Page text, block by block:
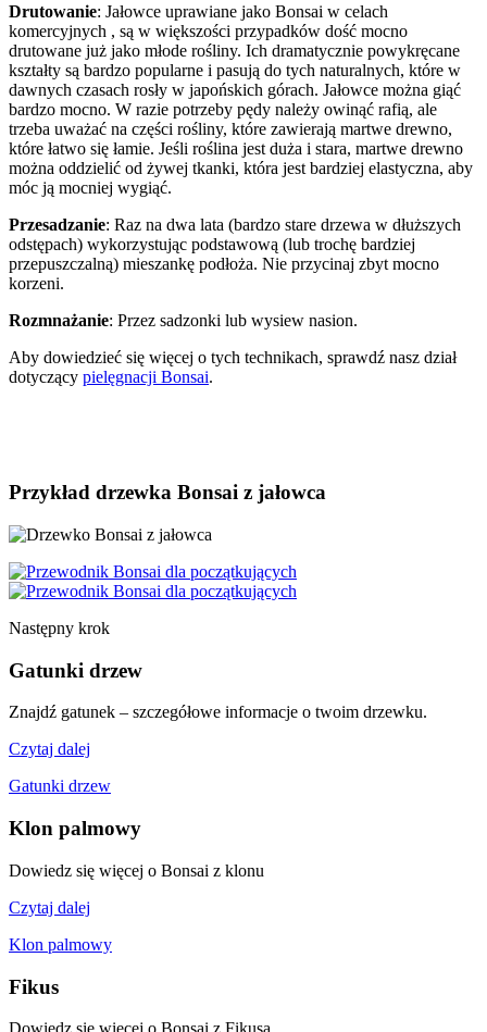
Drutowanie: Jałowce uprawiane jako Bonsai w celach
komercyjnych , są w większości przypadków dość mocno
drutowane już jako młode rośliny. Ich dramatycznie powykręcane
kształty są bardzo popularne i pasują do tych naturalnych, które w
dawnych czasach rosły w japońskich górach. Jałowce można giąć
bardzo mocno. W razie potrzeby pędy należy owinąć rafią, ale
trzeba uważać na części rośliny, które zawierają martwe drewno,
które łatwo się łamie. Jeśli roślina jest duża i stara, martwe drewno
można oddzielić od żywej tkanki, która jest bardziej elastyczna, aby
móc ją mocniej wygiąć.
Przesadzanie: Raz na dwa lata (bardzo stare drzewa w dłuższych
odstępach) wykorzystując podstawową (lub trochę bardziej
przepuszczalną) mieszankę podłoża. Nie przycinaj zbyt mocno
korzeni.
Rozmnażanie: Przez sadzonki lub wysiew nasion.
Aby dowiedzieć się więcej o tych technikach, sprawdź nasz dział
dotyczący pielęgnacji Bonsai.
Przykład drzewka Bonsai z jałowca
Następny krok
Gatunki drzew
Znajdź gatunek – szczegółowe informacje o twoim drzewku.
Czytaj dalej
Gatunki drzew
Klon palmowy
Dowiedz się więcej o Bonsai z klonu
Czytaj dalej
Klon palmowy
Fikus